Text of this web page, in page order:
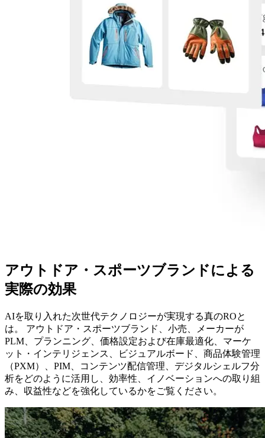
アウトドア・スポーツブランドによる
実際の効果
AIを取り入れた次世代テクノロジーが実現する真のROと
は。
アウトドア・スポーツブランド、 小売、
メーカーが
PLM、 プランニング、 価格設定および在庫最適化、 マーケ
ット・インテリジェンス、
ビジュアルボード、 商品体験管理
（PXM）、 PIM、 コンテンツ配信管理、 デジタルシェルフ分
析をどのように活用し、 効率性、 イノベーションへの取り組
み、 収益性などを強化しているかをご覧ください。